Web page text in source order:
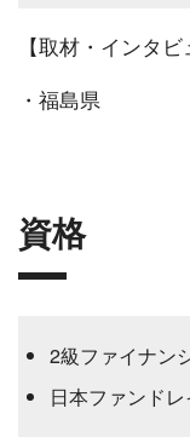
【取材・インタ
・福島県
資格
2級ファイナン
日本ファンド